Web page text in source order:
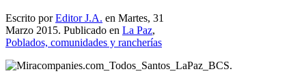
Escrito porEditor J.A. en Martes, 31
Marzo 2015. Publicado en La Paz,
Poblados, comunidades y rancherías